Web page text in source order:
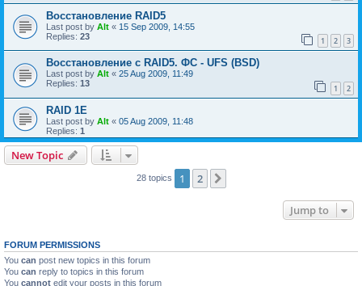
Восстановление RAID5
Last post by Alt « 15 Sep 2009, 14:55
Replies: 23 1 2 3
Восстановление с RAID5. ФС - UFS (BSD)
Last post by Alt « 25 Aug 2009, 11:49
Replies: 13 1 2
RAID 1E
Last post by Alt « 05 Aug 2009, 11:48
Replies: 1
New Topic
28 topics 1 2
Jump to
FORUM PERMISSIONS
You can post new topics in this forum
You can reply to topics in this forum
You cannot edit your posts in this forum